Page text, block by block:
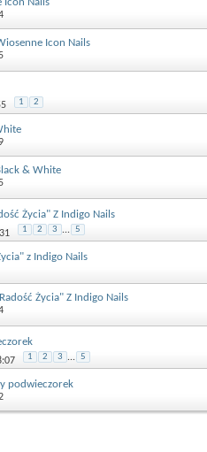
Icon Nails
1 2
& White
Życia" Z Indigo Nails
1 2 3 ... 5
z Indigo Nails
Życia" Z Indigo Nails
1 2 3 ... 5
podwieczorek